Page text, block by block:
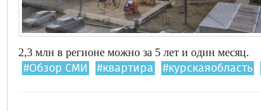
2,3 млн в регионе можно за 5 лет и один месяц.
#Обзор СМИ #квартира #курскаяобласть